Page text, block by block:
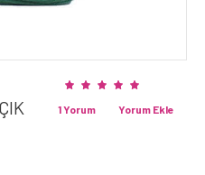
Yorum Ekle
1 Yorum